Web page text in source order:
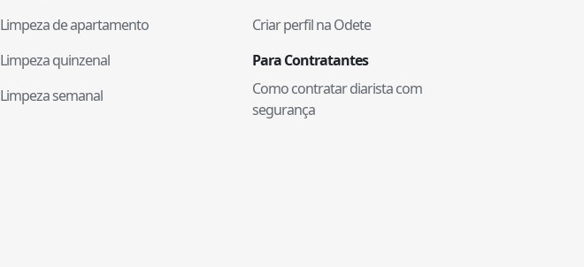
Limpeza de apartamento
Limpeza quinzenal
Limpeza semanal
Criar perfil na Odete
Para Contratantes
Como contratar diarista com
segurança